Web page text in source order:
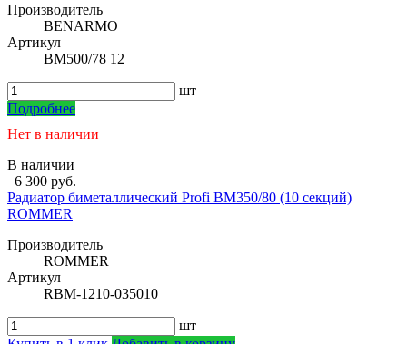
Производитель
BENARMO
Артикул
BM500/78 12
шт
Подробнее
Нет в наличии
В наличии
6 300 руб.
Радиатор биметаллический Profi BM350/80 (10 секций)
ROMMER
Производитель
ROMMER
Артикул
RBM-1210-035010
шт